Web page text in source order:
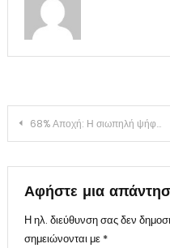
Πλοήγηση
68% Αποχή: Η σιωπηλή ψήφος που αλλάζει τα πάντα
Αφήστε μια
Η ηλ. διεύθυνση σας δεν
σημειώνονται με *